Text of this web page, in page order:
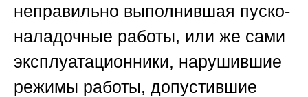
неправильно выполнившая пуско-
наладочные работы, или же сами
эксплуатационники, нарушившие
режимы работы, допустившие